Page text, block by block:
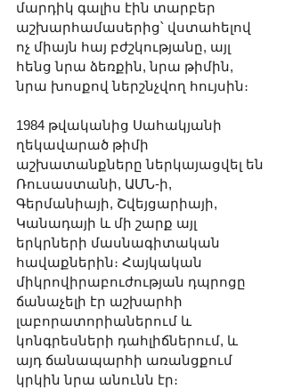
մարդիկ գալիս էին տարբեր
աշխարհամասերից՝ վստահելով
ոչ միայն հայ բժշկությանը, այլ
հենց նրա ձեռքին, նրա թիմին,
նրա խոսքով ներշնչվող հույսին։
1984 թվականից Սահակյանի
ղեկավարած թիմի
աշխատանքները ներկայացվել են
Ռուսաստանի, ԱՄՆ-ի,
Գերմանիայի, Շվեյցարիայի,
Կանադայի և մի շարք այլ
երկրների մասնագիտական
հավաքներին։ Հայկական
միկրովիրաբուժության դպրոցը
ճանաչելի էր աշխարհի
լաբորատորիաներում և
կոնգրեսների դահլիճներում, և
այդ ճանապարհի առանցքում
կրկին նրա անունն էր։